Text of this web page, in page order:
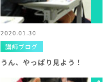
2020.01.30
講師ブログ
うん、やっぱり見よう！